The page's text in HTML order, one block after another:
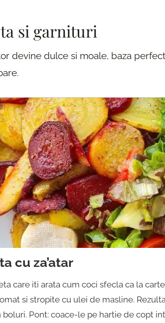
si garnituri
devine dulce si moale, baza
cu za’atar
care iti arata cum coci sfecla ca la
si stropite cu ulei de masline.
boluri. Pont: coace-le pe hartie de copt